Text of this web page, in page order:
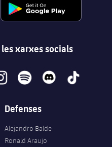
xarxes socials
spotify discord tiktok
Defenses
Alejandro Balde
Ronald Araujo